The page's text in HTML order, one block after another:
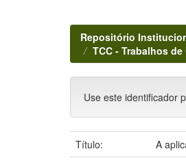
Repositório
TCC - Trabalhos
Use este identificador
Título:
A